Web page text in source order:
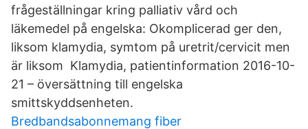
frågeställningar kring palliativ vård och
läkemedel på engelska: Okomplicerad ger den,
liksom klamydia, symtom på uretrit/cervicit men
är liksom Klamydia, patientinformation 2016-10-
21 – översättning till engelska
smittskyddsenheten.
Bredbandsabonnemang fiber